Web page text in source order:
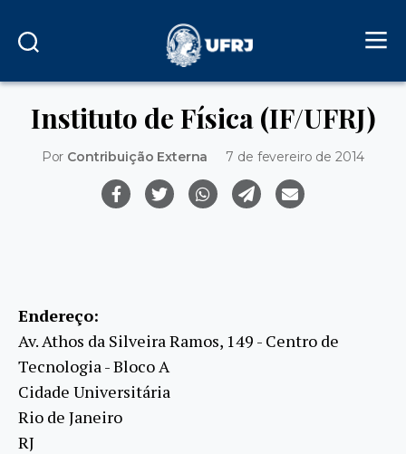
Instituto de Física (IF/UFRJ)
Por Contribuição Externa 7 de fevereiro de 2014
Endereço:
Av. Athos da Silveira Ramos, 149 - Centro de
Tecnologia - Bloco A
Cidade Universitária
Rio de Janeiro
RJ